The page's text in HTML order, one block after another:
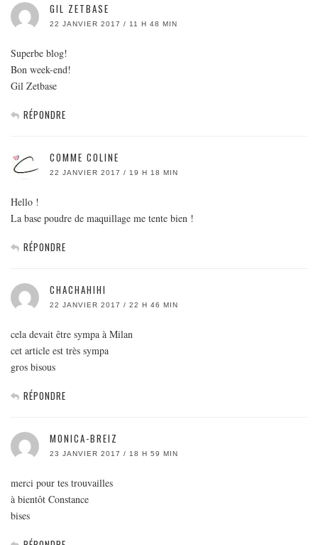
GIL ZETBASE
22 JANVIER 2017 / 11 H 48 MIN
Superbe blog!
Bon week-end!
Gil Zetbase
RÉPONDRE
COMME COLINE
22 JANVIER 2017 / 19 H 18 MIN
Hello !
La base poudre de maquillage me tente bien !
RÉPONDRE
CHACHAHIHI
22 JANVIER 2017 / 22 H 46 MIN
cela devait être sympa à Milan
cet article est très sympa
gros bisous
RÉPONDRE
MONICA-BREIZ
23 JANVIER 2017 / 18 H 59 MIN
merci pour tes trouvailles
à bientôt Constance
bises